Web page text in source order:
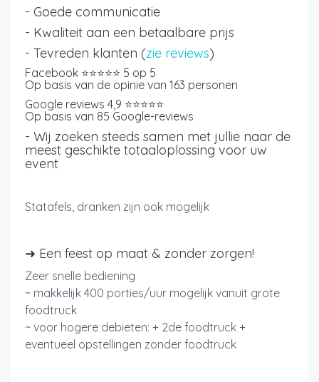
- Goede communicatie
- Kwaliteit aan een betaalbare prijs
- Tevreden klanten (zie reviews)
Facebook ⭐⭐⭐⭐⭐ 5 op 5
Op basis van de opinie van 163 personen
​Google reviews 4,9 ⭐⭐⭐⭐⭐
Op basis van 85 Google-reviews
- Wij zoeken steeds samen met jullie naar de
meest geschikte totaaloplossing voor uw
event
Statafels, dranken zijn ook mogelijk
➜ Een feest op maat & zonder zorgen!
Zeer snelle bediening
~ makkelijk 400 porties/uur mogelijk vanuit grote
foodtruck
~ voor hogere debieten: + 2de foodtruck +
eventueel opstellingen zonder foodtruck